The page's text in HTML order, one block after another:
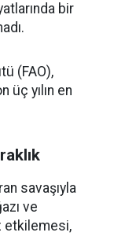
bir
(FAO),
üç yılın en
savaşıyla
ve
etkilemesi,